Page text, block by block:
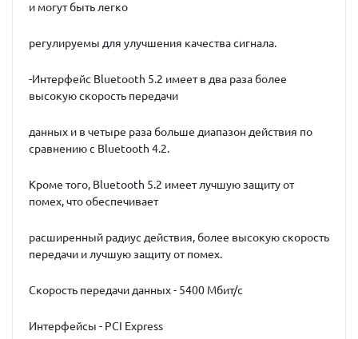
и могут быть легко
регулируемы для улучшения качества сигнала.
-Интерфейс Bluetooth 5.2 имеет в два раза более
высокую скорость передачи
данных и в четыре раза больше диапазон действия по
сравнению с Bluetooth 4.2.
Кроме того, Bluetooth 5.2 имеет лучшую защиту от
помех, что обеспечивает
расширенный радиус действия, более высокую скорость
передачи и лучшую защиту от помех.
Скорость передачи данных - 5400 Мбит/с
Интерфейсы - PCI Express